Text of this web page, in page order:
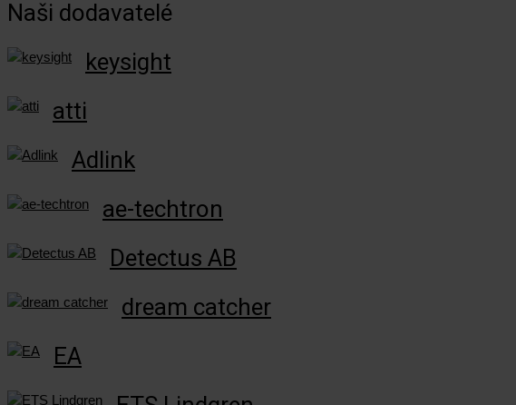
Naši dodavatelé
keysight
atti
Adlink
ae-techtron
Detectus AB
dream catcher
EA